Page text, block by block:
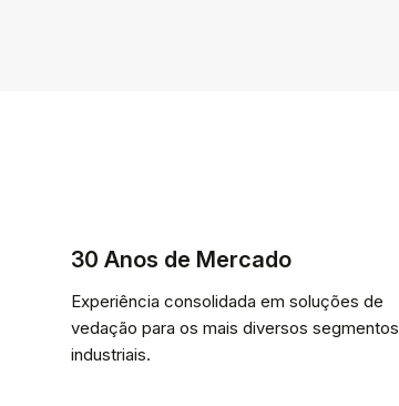
30 Anos de Mercado
Experiência consolidada em soluções de
vedação para os mais diversos segmentos
industriais.